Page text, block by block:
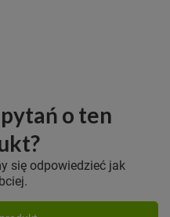
o ten
się odpowiedzieć jak